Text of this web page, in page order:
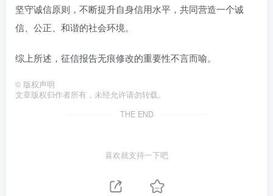
坚守诚信原则，不断提升自身信用水平，共同营造一个诚
信、公正、和谐的社会环境。
综上所述，征信报告无痕修改的重要性不言而喻。
© 版权声明
文章版权归作者所有，未经允许请勿转载。
THE END
喜欢就支持一下吧